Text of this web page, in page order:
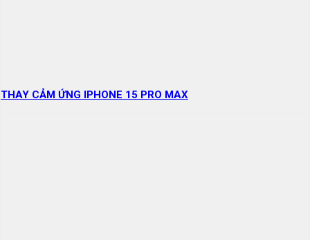
THAY CẢM ỨNG IPHONE 15 PRO MAX